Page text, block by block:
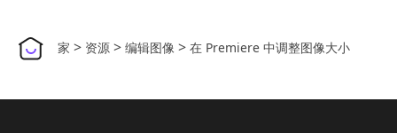
家 > 资源 > 编辑图像 > 在 Premiere 中调整图像大小